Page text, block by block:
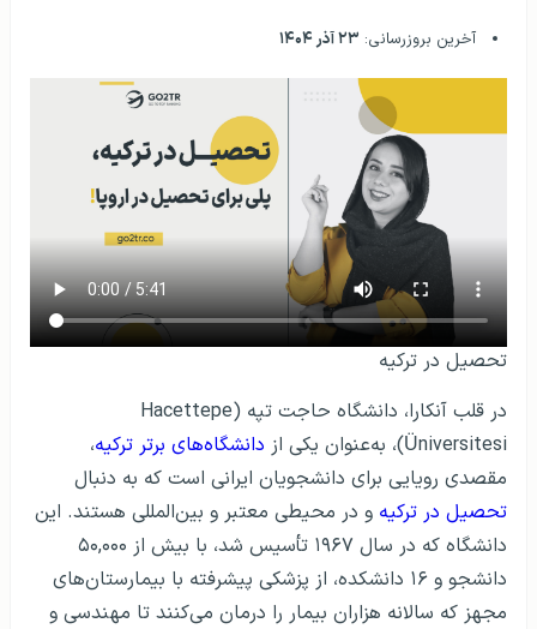
آخرین بروزرسانی: ۲۳ آذر ۱۴۰۴
تحصیل در ترکیه
در قلب آنکارا، دانشگاه حاجت تپه (Hacettepe
Üniversitesi)، به‌عنوان یکی از
دانشگاه‌های برتر ترکیه،
مقصدی رویایی برای دانشجویان ایرانی است که به دنبال
تحصیل در ترکیه و در محیطی معتبر و بین‌المللی هستند. این
دانشگاه که در سال ۱۹۶۷ تأسیس شد، با بیش از ۵۰,۰۰۰
دانشجو و ۱۶ دانشکده، از پزشکی پیشرفته با بیمارستان‌های
مجهز که سالانه هزاران بیمار را درمان می‌کنند تا مهندسی و